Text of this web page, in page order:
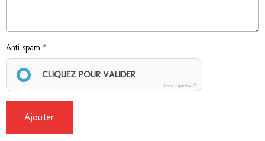
Anti-spam
CLIQUEZ POUR VALIDER
IconCaptcha ©
Ajouter